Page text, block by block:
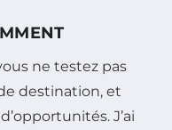
ne testez pas
destination, et
J’ai